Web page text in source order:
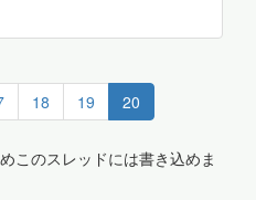
18 19 20
このスレッドには書き込めま